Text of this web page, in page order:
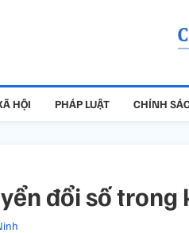
HỘI PHÁP LUẬT CHÍNH
đổi số trong